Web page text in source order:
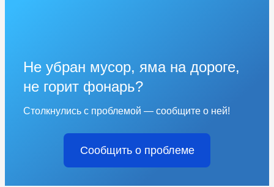
Не убран мусор, яма на дороге,
не горит фонарь?
Столкнулись с проблемой — сообщите о ней!
Сообщить о проблеме